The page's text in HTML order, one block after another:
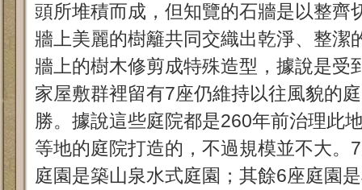
頭所堆積而成，但知覽的石牆是以整齊
牆上美麗的樹籬共同交織出乾淨、整潔
牆上的樹木修剪成特殊造型，據說是受
家屋敷群裡留有7座仍維持以往風貌的
勝。據說這些庭院都是260年前治理此
等地的庭院打造的，不過規模並不大。
庭園是築山泉水式庭園；其餘6座庭園